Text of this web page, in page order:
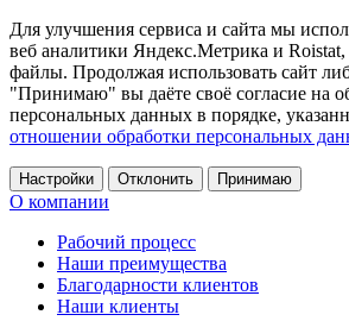
Для улучшения сервиса и сайта мы
веб аналитики Яндекс.Метрика и
файлы. Продолжая использовать сайт
"Принимаю" вы даёте своё согласие на
персональных данных в порядке,
отношении обработки персональных
Настройки Отклонить Принимаю
О компании
Рабочий процесс
Наши преимущества
Благодарности клиентов
Наши клиенты